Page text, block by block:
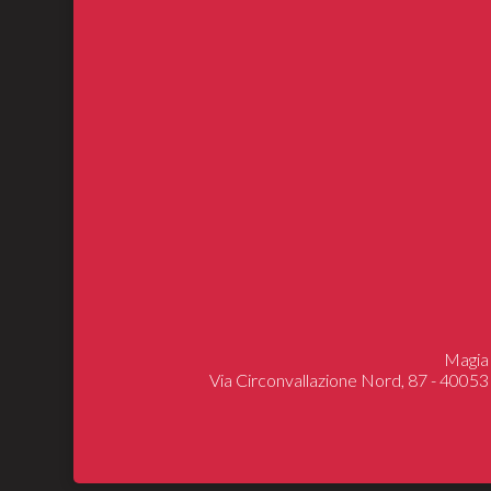
Via Circonvallazione Nord, 87 -